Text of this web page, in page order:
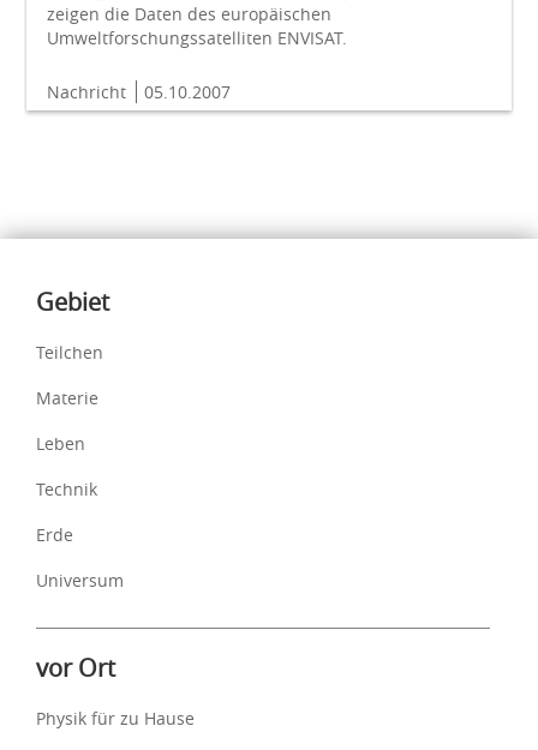
zeigen die Daten des europäischen
Umweltforschungssatelliten ENVISAT.
Nachricht 05.10.2007
Inhalte
Gebiet
Teilchen
Materie
Leben
Technik
Erde
Universum
vor Ort
Physik für zu Hause